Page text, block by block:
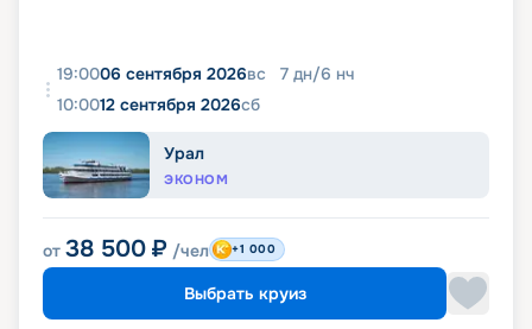
19:0006 сентября 2026вс 7 дн/6 нч
10:0012 сентября 2026сб
Урал
ЭКОНОМ
от 38 500 ₽ /чел +1 000
Выбрать круиз